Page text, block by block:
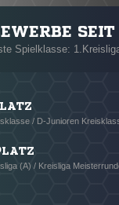
Spielklasse:
/ D-Junioren
(A) / Kreisliga